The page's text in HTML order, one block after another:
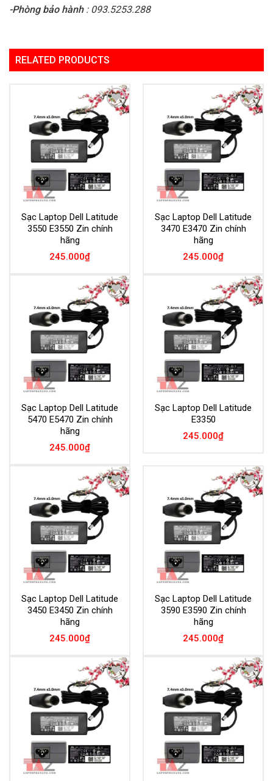
-Phòng bảo hành: 093.5253.288
RELATED PRODUCTS
Add to
Wishlist
Sạc Laptop Dell Latitude
3550 E3550 Zin chính
hãng
245.000₫
Add to
Wishlist
Sạc Laptop Dell Latitude
3470 E3470 Zin chính
hãng
245.000₫
Add to
Wishlist
Sạc Laptop Dell Latitude
5470 E5470 Zin chính
hãng
245.000₫
Add to
Wishlist
Sạc Laptop Dell Latitude
E3350
245.000₫
Add to
Wishlist
Sạc Laptop Dell Latitude
3450 E3450 Zin chính
hãng
245.000₫
Add to
Wishlist
Sạc Laptop Dell Latitude
3590 E3590 Zin chính
hãng
245.000₫
Add to
Wishlist
Add to
Wishlist